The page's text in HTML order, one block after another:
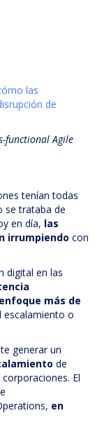
las
de
functional Agile
tenían todas
se trataba de
en día, las
irrumpiendo con
digital en las
enfoque más de
escalamiento o
generar un
de
El
en